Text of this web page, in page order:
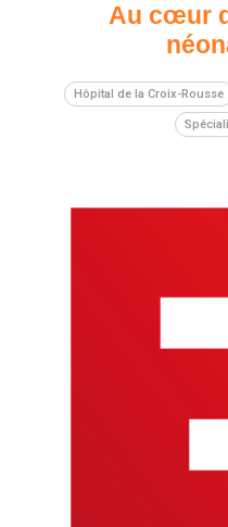
Au cœur
Hôpital de la Croix-Rousse